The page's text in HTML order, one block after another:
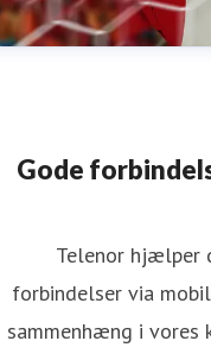
Gode
Telenor hjælper
forbindelser via
sammenhæng i vores